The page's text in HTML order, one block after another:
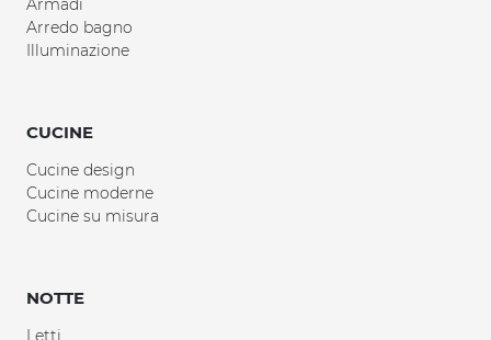
Armadi
Arredo bagno
Illuminazione
CUCINE
Cucine design
Cucine moderne
Cucine su misura
NOTTE
Letti